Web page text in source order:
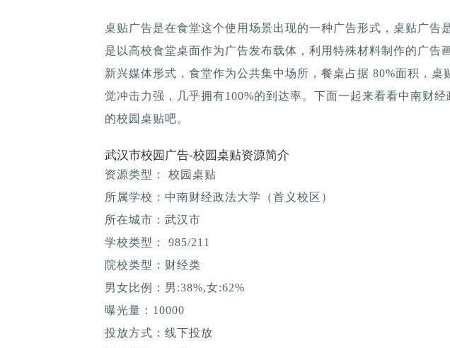
桌贴广告是在食堂这个使用场景出现的一种广告形式，桌贴广告
是以高校食堂桌面作为广告发布载体，利用特殊材料制作的广告
新兴媒体形式，食堂作为公共集中场所，餐桌占据 80%面积，桌
觉冲击力强，几乎拥有100%的到达率。下面一起来看看中南财经
的校园桌贴吧。
武汉市校园广告-校园桌贴资源简介
资源类型： 校园桌贴
所属学校：中南财经政法大学（首义校区）
所在城市：武汉市
学校类型： 985/211
院校类型：财经类
男女比例：男:38%,女:62%
曝光量：10000
投放方式：线下投放